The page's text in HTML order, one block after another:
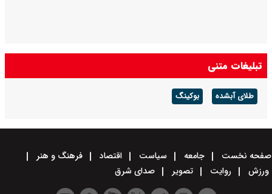
تبلیغات متنی
طلای آبشده بوکینگ
صفحه نخست جامعه سیاست اقتصاد
فرهنگ و هنر
ورزش
روایت تصویر صدای شرق